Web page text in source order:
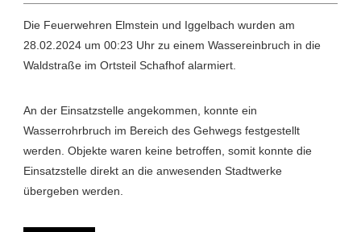
Die Feuerwehren Elmstein und Iggelbach wurden am
28.02.2024 um 00:23 Uhr zu einem Wassereinbruch in die
Waldstraße im Ortsteil Schafhof alarmiert.
An der Einsatzstelle angekommen, konnte ein
Wasserrohrbruch im Bereich des Gehwegs festgestellt
werden. Objekte waren keine betroffen, somit konnte die
Einsatzstelle direkt an die anwesenden Stadtwerke
übergeben werden.